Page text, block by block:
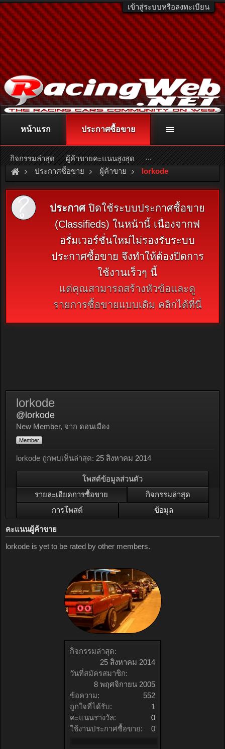
เข้าสู่ระบบหรือลงทะเบียน
ติดต่อลงโฆษณา racingweb@gmail.com
หรือโทร. 081-811-1138
หรืออ่านรายละเอียดเพิ่มเติม คลิกที่นี่
ประกาศซื้อขาย ผู้ค้าขาย lorkode
ประกาศปิดใช้ระบบประกาศซื้อขาย
(Classifieds) ในหน้านี้ เนื่องจากฟ
อรั่มเวอร์ชั่นใหม่ไม่รองรับระบบ
ประกาศซื้อขาย จึงทำให้ต้องปิดการ
ใช้งานเร็วๆ นี้
แต่คุณสามารถสร้างหัวข้อและดู
รายการซื้อขายแบบเดิม คลิกได้ที่นี่
กิจกรรมล่าสุด:
25 สิงหาคม 2014
วันที่สมัครสมาชิก:
8 พฤศจิกายน 2005
ข้อความ:
552
ถูกใจที่ได้รับ:
1
คะแนนรางวัล:
0
ใช้งานประกาศซื้อขาย:
0
lorkode
@lorkode
New Member, จาก ดอนเมือง
Member
lorkode ถูกพบเห็นล่าสุด: 25 สิงหาคม 2014
โพสต์ข้อมูลส่วนตัว
รายละเอียดการซื้อขาย
กิจกรรมล่าสุด
การโพสต์
ข้อมูล
คะแนนผู้ค้าขาย
lorkode is yet to be rated by other members.
หน้าแรก ประกาศซื้อขาย
กิจกรรมล่าสุด ผู้ค้าขายคะแนนสูงสุด ...